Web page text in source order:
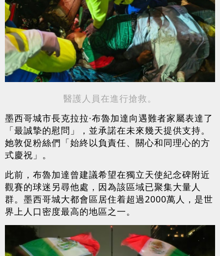
醫護人員在進行搶救。
墨西哥城市長克拉拉·布魯加達向遇難者家屬表達了
「最誠摯的慰問」，並承諾在未來幾天提供支持。
她敦促粉絲們「始終以負責任、關心和同理心的方
式慶祝」。
此前，布魯加達曾建議希望在獨立天使紀念碑附近
觀賽的球迷另尋他處，因為該區域已聚集大量人
群。墨西哥城大都會區居住着超過2000萬人，是世
界上人口密度最高的地區之一。